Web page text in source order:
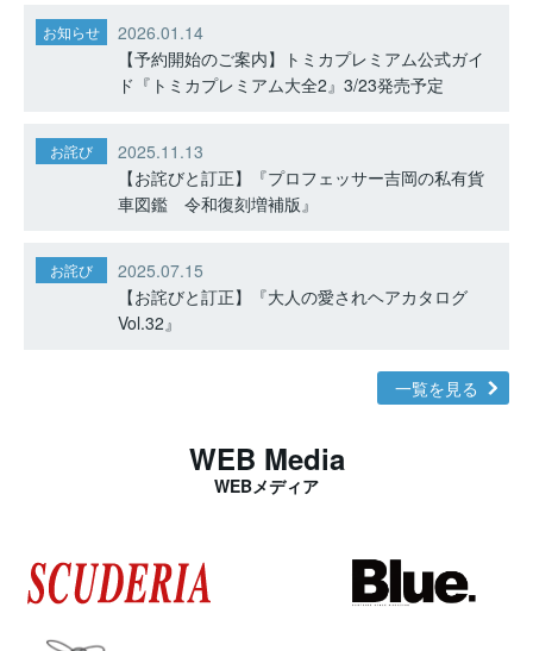
お知らせ
2026.01.14
【予約開始のご案内】トミカプレミアム公式ガイ
ド『トミカプレミアム大全2』3/23発売予定
お詫び
2025.11.13
【お詫びと訂正】『プロフェッサー吉岡の私有貨
車図鑑 令和復刻増補版』
お詫び
2025.07.15
【お詫びと訂正】『大人の愛されヘアカタログ
Vol.32』
一覧を見る
WEB Media
WEBメディア